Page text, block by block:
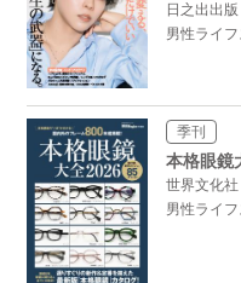
日之出出版
男性ライ
季刊
本格眼鏡
世界文化社
男性ライ